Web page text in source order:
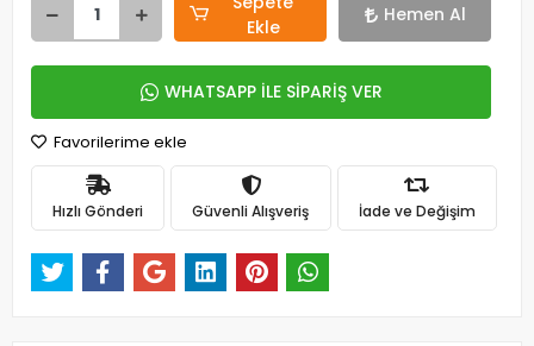
Ekle
Hemen Al
WHATSAPP İLE SİPARİŞ VER
Favorilerime ekle
Hızlı Gönderi Güvenli Alışveriş İade ve Değişim